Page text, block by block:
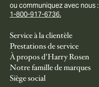
ou communiquez avec nous :
1-800-917-6736.
Service à la clientèle
Prestations de service
À propos d'Harry Rosen
Notre famille de marques
Siège social